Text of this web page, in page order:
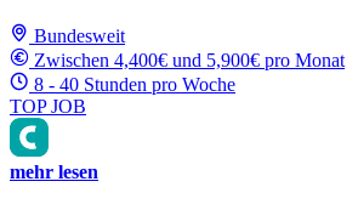
Bundesweit
Zwischen 4,400€ und 5,900€ pro Monat
8 - 40 Stunden pro Woche
TOP JOB
mehr lesen